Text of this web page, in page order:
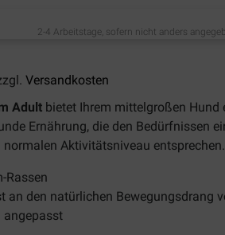
2-4 Arbeitstage, sofern nicht anders
Versandkosten
Adult bietet Ihrem mittelgroßen Hund
Ernährung, die den Bedürfnissen
normalen Aktivitätsniveau entsprechen.
Rassen
an den natürlichen Bewegungsdrang
angepasst